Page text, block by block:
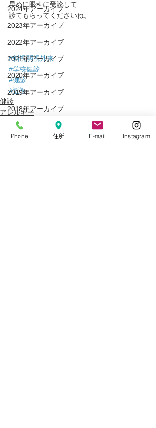
2024年アーカイブ
2023年アーカイブ
2022年アーカイブ
2021年アーカイブ
2020年アーカイブ
2019年アーカイブ
2018年アーカイブ
2017年アーカイブ
早めに眼科に受診して
診てもらってくださいね。
#斜視弱視外来
#学校健診
#健診
#近視
健診
アレルギー
Phone 住所 E-mail Instagram